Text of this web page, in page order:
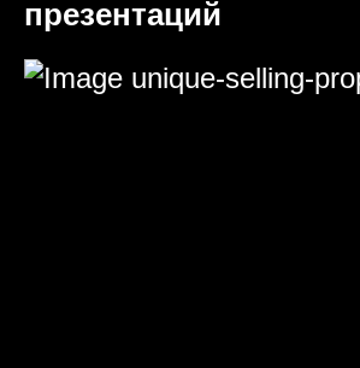
презентаций